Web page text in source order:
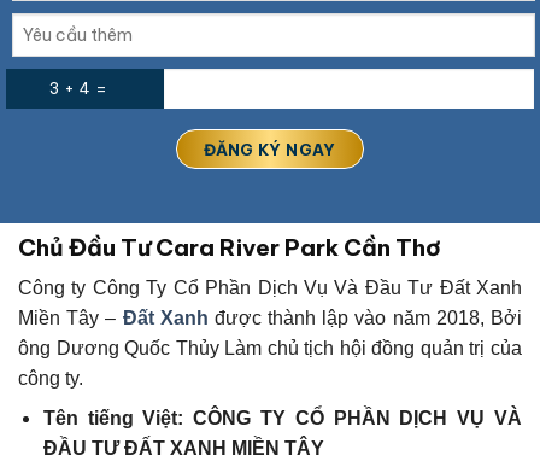
3 + 4 =
Chủ Đầu Tư Cara River Park Cần Thơ
Công ty Công Ty Cổ Phần Dịch Vụ Và Đầu Tư Đất Xanh
Miền Tây – Đất Xanh được thành lập vào năm 2018, Bởi
ông Dương Quốc Thủy Làm chủ tịch hội đồng quản trị của
công ty.
Tên tiếng Việt: CÔNG TY CỔ PHẦN DỊCH VỤ VÀ
ĐẦU TƯ ĐẤT XANH MIỀN TÂY